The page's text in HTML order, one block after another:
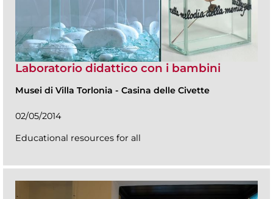
Laboratorio didattico con i bambini
Musei di Villa Torlonia - Casina delle Civette
02/05/2014
Educational resources for all